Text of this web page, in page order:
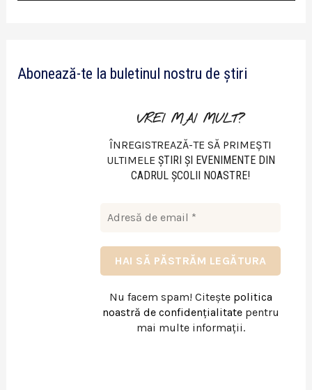
o
Abonează-te la buletinul nostru de știri
VREI MAI MULT?
ÎNREGISTREAZĂ-TE SĂ PRIMEȘTI
ULTIMELE ŞTIRI ŞI EVENIMENTE DIN
CADRUL ŞCOLII NOASTRE!
Nu facem spam! Citește politica
noastră de confidențialitatepentru
mai multe informații.